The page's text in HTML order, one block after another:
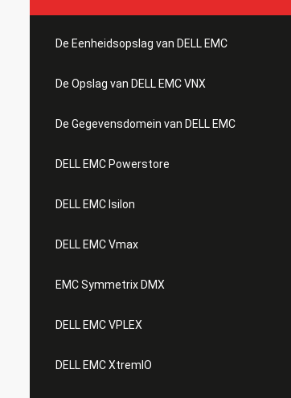
De Eenheidsopslag van DELL EMC
De Opslag van DELL EMC VNX
De Gegevensdomein van DELL EMC
DELL EMC Powerstore
DELL EMC Isilon
DELL EMC Vmax
EMC Symmetrix DMX
DELL EMC VPLEX
DELL EMC XtremIO